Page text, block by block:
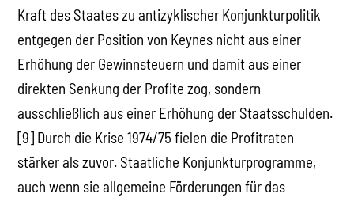
Kraft des Staates zu antizyklischer Konjunkturpolitik
entgegen der Position von Keynes nicht aus einer
Erhöhung der Gewinnsteuern und damit aus einer
direkten Senkung der Profite zog, sondern
ausschließlich aus einer Erhöhung der Staatsschulden.
[9] Durch die Krise 1974/75 fielen die Profitraten
stärker als zuvor. Staatliche Konjunkturprogramme,
auch wenn sie allgemeine Förderungen für das